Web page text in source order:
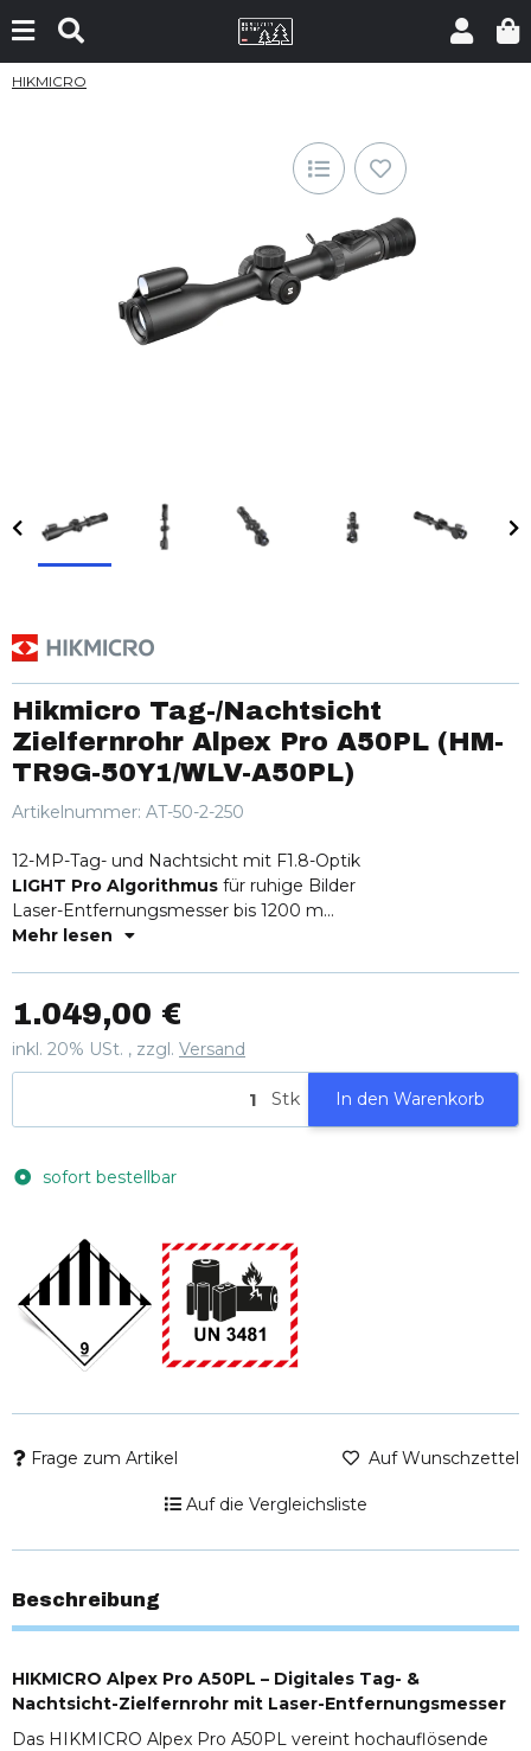
HIKMICRO
Hikmicro Tag-/Nachtsicht
Zielfernrohr Alpex Pro A50PL (HM-
TR9G-50Y1/WLV-A50PL)
Artikelnummer: AT-50-2-250
12-MP-Tag- und Nachtsicht mit F1.8-Optik
LIGHT Pro Algorithmus für ruhige Bilder
Laser-Entfernungsmesser bis 1200 m
Ballistische Berechnung integriert
Mehr lesen
1.049,00 €
inkl. 20% USt. , zzgl. Versand
Stk In den Warenkorb
sofort bestellbar
Frage zum Artikel Auf Wunschzettel
Auf die Vergleichsliste
Beschreibung
HIKMICRO Alpex Pro A50PL – Digitales Tag- &
Nachtsicht-Zielfernrohr mit Laser-Entfernungsmesser
Das HIKMICRO Alpex Pro A50PL vereint hochauflösende